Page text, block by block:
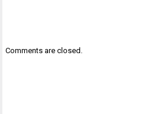
Comments are closed.